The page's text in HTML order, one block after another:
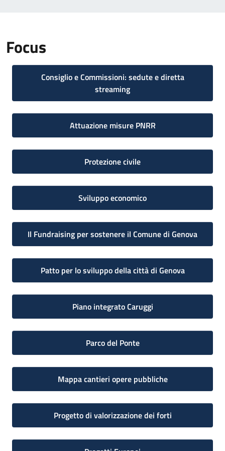
Focus
Consiglio e Commissioni: sedute e diretta
streaming
Attuazione misure PNRR
Protezione civile
Sviluppo economico
Il Fundraising per sostenere il Comune di Genova
Patto per lo sviluppo della città di Genova
Piano integrato Caruggi
Parco del Ponte
Mappa cantieri opere pubbliche
Progetto di valorizzazione dei forti